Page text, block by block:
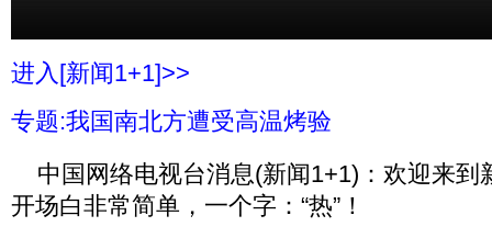
进入[新闻1+1]>>
专题:我国南北方遭受高温烤验
中国网络电视台消息(新闻1+1)：欢迎来到
开场白非常简单，一个字：“热”！